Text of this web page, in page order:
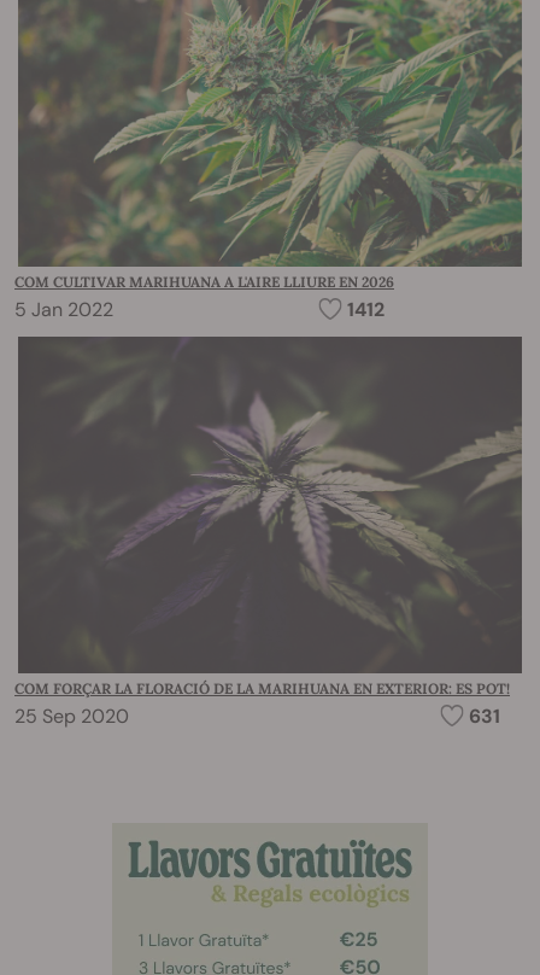
COM CULTIVAR MARIHUANA A L'AIRE LLIURE EN 2026
5 Jan 2022 1412
COM FORÇAR LA FLORACIÓ DE LA MARIHUANA EN EXTERIOR: ES POT!
25 Sep 2020 631